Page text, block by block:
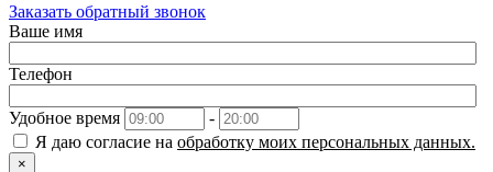
Заказать обратный звонок
Ваше имя
Телефон
Удобное время
-
Я даю согласие на обработку моих персональных данных.
×